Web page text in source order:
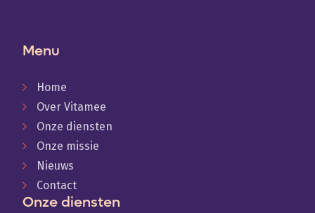
Menu
Home
Over Vitamee
Onze diensten
Onze missie
Nieuws
Contact
Onze diensten